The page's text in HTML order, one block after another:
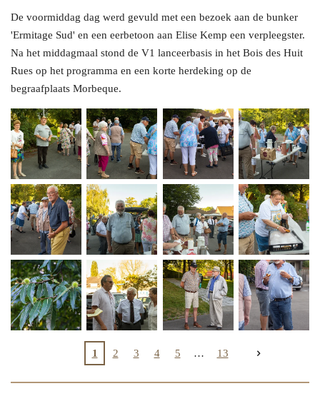
De voormiddag dag werd gevuld met een bezoek aan de bunker
'Ermitage Sud' en een eerbetoon aan Elise Kemp een verpleegster.
Na het middagmaal stond de V1 lanceerbasis in het Bois des Huit
Rues op het programma en een korte herdeking op de
begraafplaats Morbeque.
1 2 3 4 5 13